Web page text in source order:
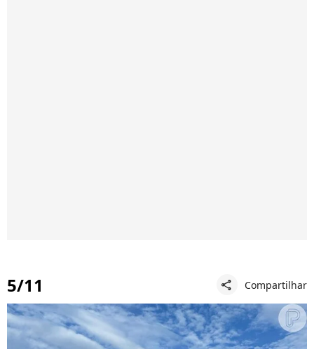
5/11 share Compartilhar